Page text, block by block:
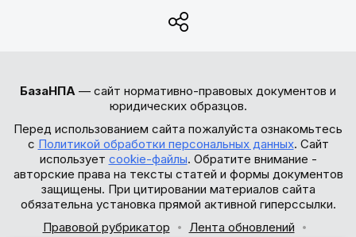
БазаНПА — сайт нормативно-правовых документов и
юридических образцов.
Перед использованием сайта пожалуйста ознакомьтесь
с Политикой обработки персональных данных. Сайт
использует cookie-файлы. Обратите внимание -
авторские права на тексты статей и формы документов
защищены. При цитировании материалов сайта
обязательна установка прямой активной гиперссылки.
Правовой рубрикатор
Лента обновлений